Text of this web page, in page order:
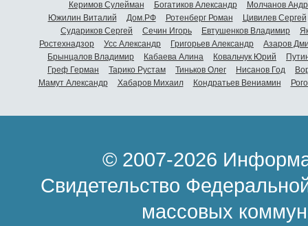
Керимов Сулейман
Богатиков Александр
Молчанов
Южилин Виталий
Дом.РФ Ротенберг Роман
Цивилев Сергей
Судариков Сергей
Сечин Игорь Евтушенков Владимир
Ростехнадзор
Усс Александр Григорьев Александр
Азаров
Брынцалов Владимир
Кабаева Алина Ковальчук Юрий
Греф Герман
Тарико Рустам Тиньков Олег Нисанов Год
Мамут Александр
Хабаров Михаил Кондратьев Вениамин
© 2007-2026
Свидетельство
массовых